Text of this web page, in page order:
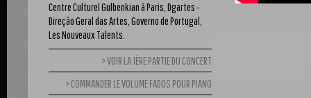
Centre Culturel Gulbenkian à Paris, Dgartes -
Direção Geral das Artes, Governo de Portugal,
Les Nouveaux Talents.
VOIR LA 1ÈRE PARTIE DU CONCERT
COMMANDER LE VOLUME FADOS POUR PIANO